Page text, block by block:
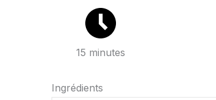
15 minutes
Ingrédients